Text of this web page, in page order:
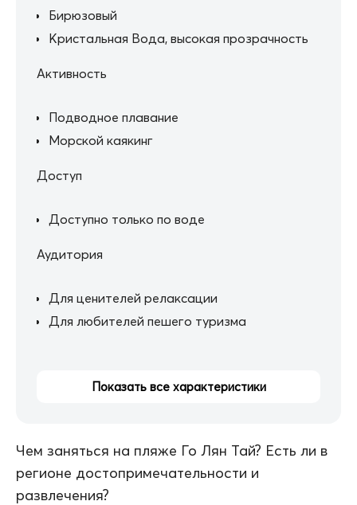
Бирюзовый
Кристальная Вода, высокая прозрачность
Активность
Подводное плавание
Морской каякинг
Доступ
Доступно только по воде
Аудитория
Для ценителей релаксации
Для любителей пешего туризма
Показать все характеристики
Чем заняться на пляже Го Лян Тай? Есть ли в
регионе достопримечательности и
развлечения?